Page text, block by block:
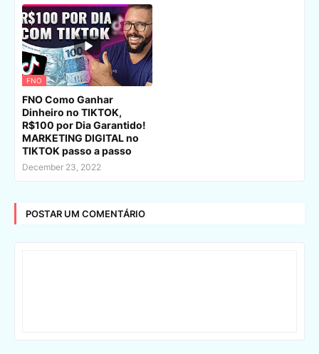
FNO
FNO Como Ganhar
Dinheiro no TIKTOK,
R$100 por Dia Garantido!
MARKETING DIGITAL no
TIKTOK passo a passo
December 23, 2022
POSTAR UM COMENTÁRIO